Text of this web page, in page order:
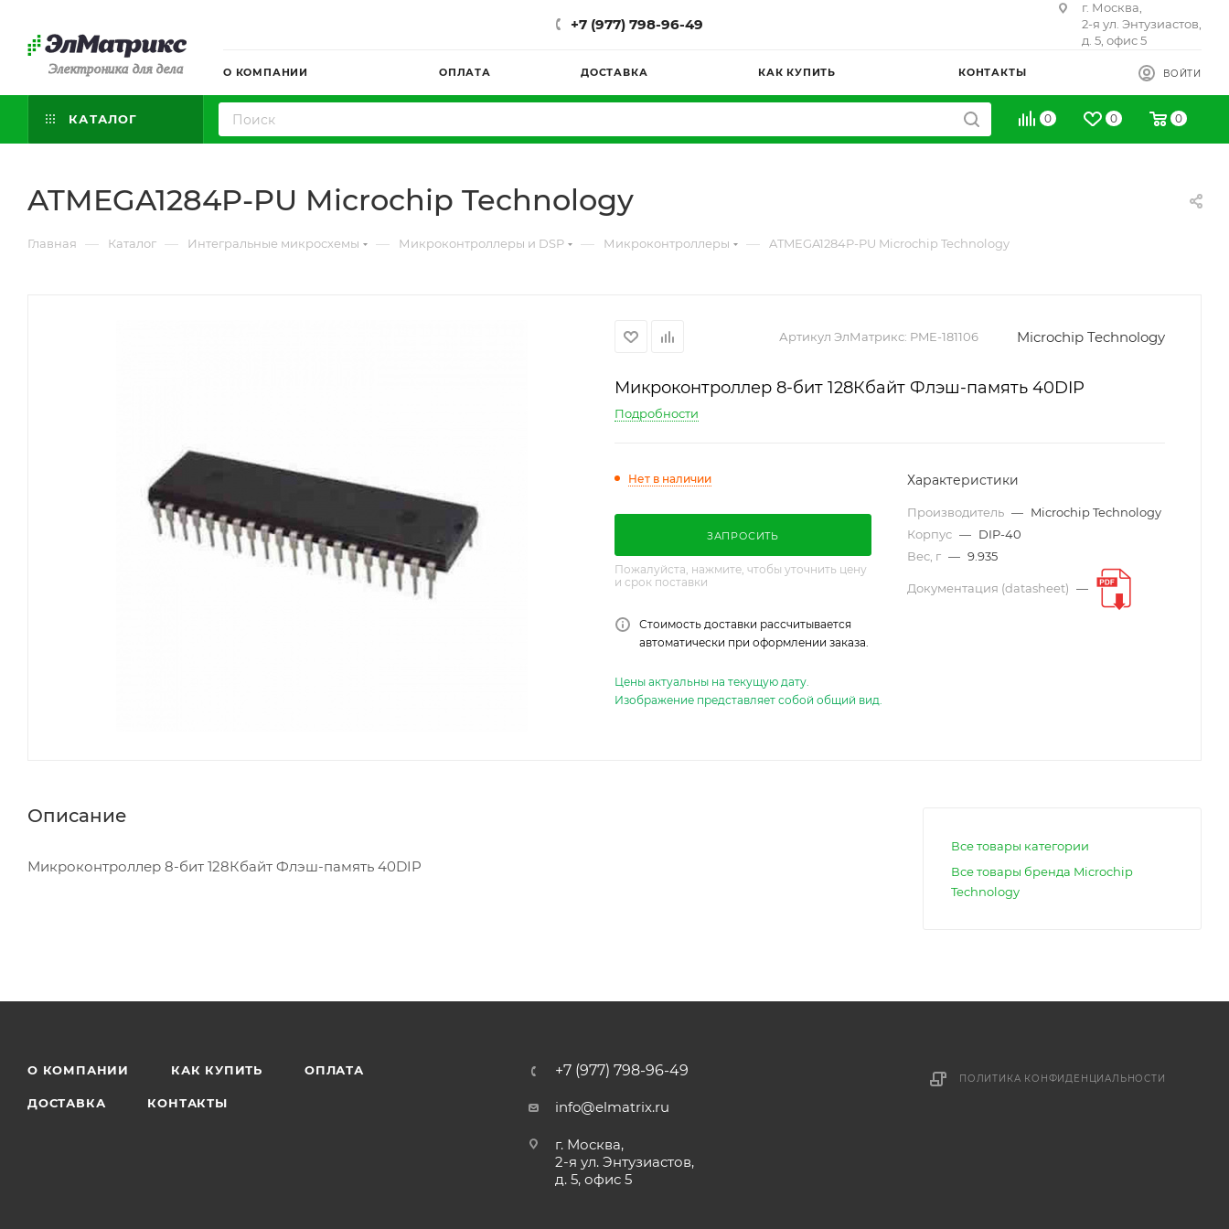
Электроника для дела
+7 (977) 798-96-49
г. Москва,
2-я ул. Энтузиастов,
д. 5, офис 5
О КОМПАНИИ ОПЛАТА ДОСТАВКА КАК КУПИТЬ КОНТАКТЫ ВОЙТИ
КАТАЛОГ 0 0 0
ATMEGA1284P-PU Microchip Technology
Главная — Каталог — Интегральные микросхемы — Микроконтроллеры и DSP — Микроконтроллеры — ATMEGA1284P-PU Microchip Technology
Артикул ЭлМатрикс: PME-181106 Microchip Technology
Микроконтроллер 8-бит 128Кбайт Флэш-память 40DIP
Подробности
Нет в наличии
ЗАПРОСИТЬ
Пожалуйста, нажмите, чтобы уточнить цену
и срок поставки
Стоимость доставки рассчитывается
автоматически при оформлении заказа.
Характеристики
Производитель — Microchip Technology
Корпус — DIP-40
Вес, г — 9.935
Документация (datasheet) —
Цены актуальны на текущую дату.
Изображение представляет собой общий вид.
Описание
Микроконтроллер 8-бит 128Кбайт Флэш-память 40DIP
Все товары категории
Все товары бренда Microchip
Technology
О КОМПАНИИ КАК КУПИТЬ ОПЛАТА
ДОСТАВКА КОНТАКТЫ
+7 (977) 798-96-49
info@elmatrix.ru
г. Москва,
2-я ул. Энтузиастов,
д. 5, офис 5
ПОЛИТИКА КОНФИДЕНЦИАЛЬНОСТИ